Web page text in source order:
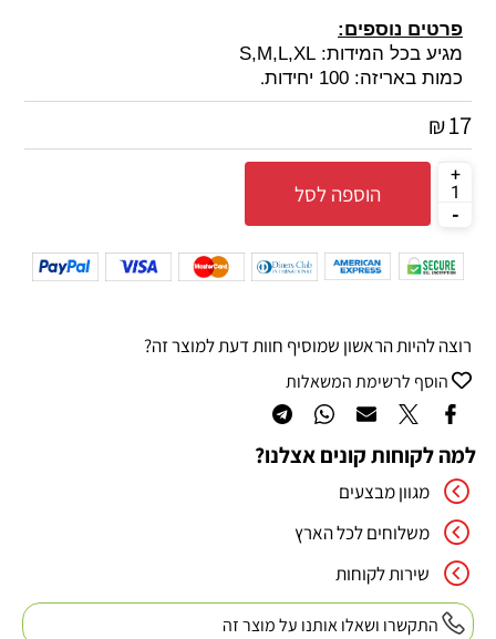
פרטים נוספים:
מגיע בכל המידות: S,M,L,XL
כמות באריזה: 100 יחידות
.
₪17
הוספה לסל
רוצה להיות הראשון שמוסיף חוות דעת למוצר זה?
הוסף לרשימת המשאלות
למה לקוחות קונים אצלנו?
מגוון מבצעים
משלוחים לכל הארץ
שירות לקוחות
התקשרו ושאלו אותנו על מוצר זה